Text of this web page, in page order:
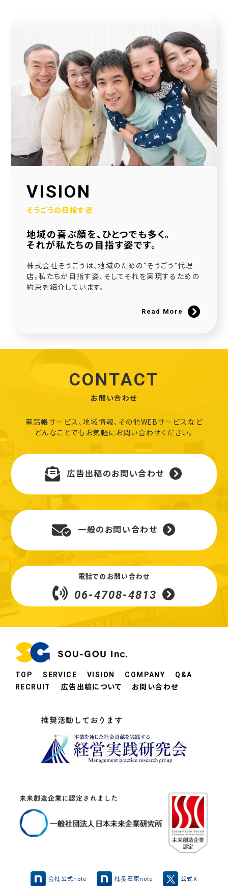
VISION
そうごうの目指す姿
地域の喜ぶ顔を、ひとつでも多く。
それが私たちの目指す姿です。
株式会社そうごうは、地域のための“そうごう”代理
店。私たちが目指す姿、そしてそれを実現するための
約束を紹介しています。
Read More
CONTACT
お問い合わせ
電話帳サービス、地域情報、その他WEBサービスなど
どんなことでもお気軽にお問い合わせください。
広告出稿のお問い合わせ
一般のお問い合わせ
電話でのお問い合わせ
06-4708-4813
TOP SERVICE VISION COMPANY
Q&A
RECRUIT
広告出稿について お問い合わせ
会社公式note 社長石原note 公式X